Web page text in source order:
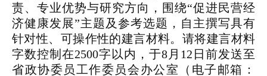
责、专业优势与研究方向，围绕“促进民营经
济健康发展”主题及参考选题，自主撰写具有
针对性、可操作性的建言材料。请将建言材料
字数控制在2500字以内，于8月12日前发送至
省政协委员工作委员会办公室（电子邮箱：